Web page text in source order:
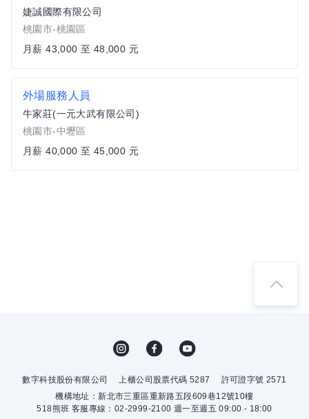
婕誠國際有限公司
桃園市-桃園區
月薪 43,000 至 48,000 元
外場服務人員
牛家莊(一元大武有限公司)
桃園市-中壢區
月薪 40,000 至 45,000 元
數字科技股份有限公司 上櫃公司股票代碼 5287
許可證字號 2571
機構地址：新北市三重區重新路五段609巷12號10樓
518熊班 客服專線：02-2999-2100 週一至週五 09:00 - 18:00